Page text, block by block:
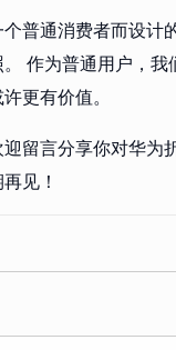
普通消费者而设
作为普通用户，
更有价值。
留言分享你对华
见！